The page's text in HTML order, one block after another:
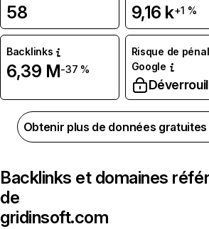
58 9,16 k+1 %
Backlinks
6,39 M-37 %
Risque de
Google
Obtenir plus de données
Backlinks et domaines
de
gridinsoft.com